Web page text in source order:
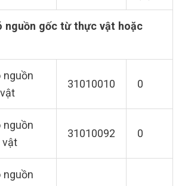
nguồn gốc từ thực vật hoặc
nguồn
31010010 0
nguồn
vật
31010092 0
nguồn